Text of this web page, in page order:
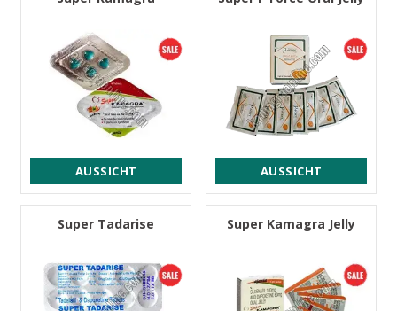
AUSSICHT AUSSICHT
Super Tadarise Super Kamagra Jelly